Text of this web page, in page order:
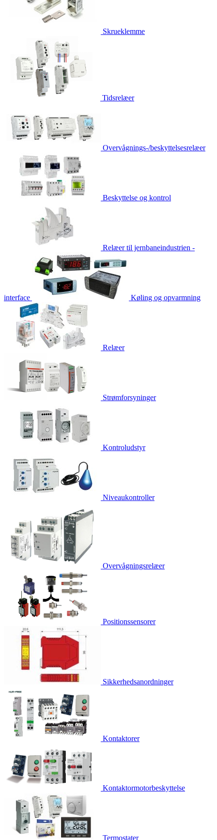
Skrueklemme
Tidsrelæer
Overvågnings-/beskyttelsesrelæer
Beskyttelse og kontrol
Relæer til jernbaneindustrien -
interface Køling og opvarmning
Relæer
Strømforsyninger
Kontroludstyr
Niveaukontroller
Overvågningsrelæer
Positionssensorer
Sikkerhedsanordninger
Kontaktorer
Kontaktormotorbeskyttelse
Termostater